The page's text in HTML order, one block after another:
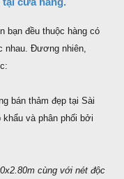
cửa hàng.
bạn đều thuộc hàng có
nhau. Đương nhiên,
bán thảm đẹp tại Sài
và phân phối bởi
cùng với nét độc